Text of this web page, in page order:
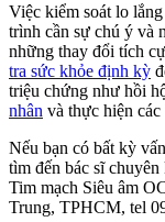
Việc kiểm soát lo
trình cần sự chú ý và
những thay đổi tích
tra sức khỏe định kỳ
triệu chứng như hồi
nhân và thực hiện các
Nếu bạn có bất kỳ
tìm đến bác sĩ
Tim mạch Siêu âm
Trung, TPHCM, tel